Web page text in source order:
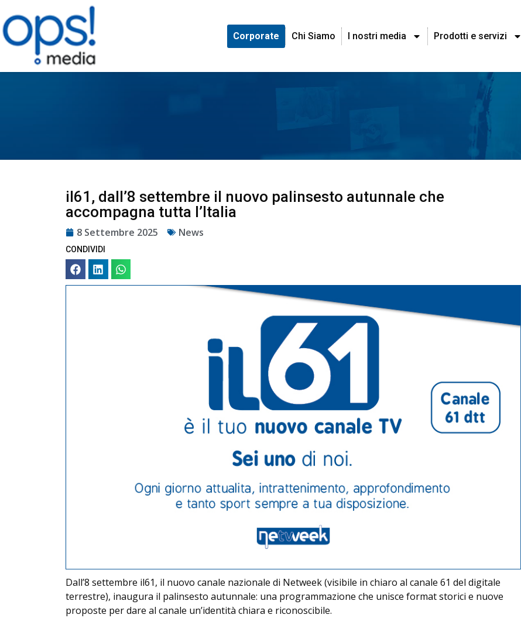
Corporate Chi Siamo I nostri media Prodotti e servizi
il61, dall’8 settembre il nuovo palinsesto autunnale che
accompagna tutta l’Italia
8 Settembre 2025 News
CONDIVIDI
Dall’8 settembre il61, il nuovo canale nazionale di Netweek (visibile in chiaro al canale 61 del digitale
terrestre), inaugura il palinsesto autunnale: una programmazione che unisce format storici e nuove
proposte per dare al canale un’identità chiara e riconoscibile.